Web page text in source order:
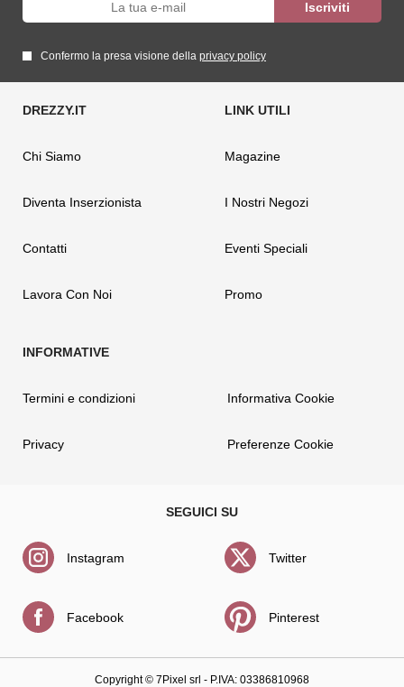
Confermo la presa visione della privacy policy
Chi Siamo
Diventa Inserzionista
Contatti
Lavora Con Noi
Magazine
I Nostri Negozi
Eventi Speciali
Promo
Termini e condizioni
Privacy
Informativa Cookie
Preferenze Cookie
Instagram
Facebook
Twitter
Pinterest
Copyright © 7Pixel srl - P.IVA: 03386810968